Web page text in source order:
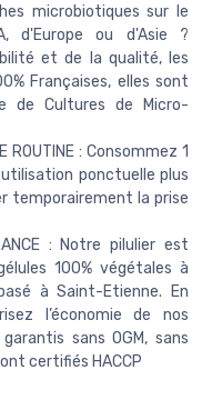
microbiotiques sur le
d'Europe ou d'Asie ?
et de la qualité, les
Françaises, elles sont
de Cultures de Micro-
ROUTINE : Consommez 1
ponctuelle plus
temporairement la prise
: Notre pilulier est
100% végétales à
à Saint-Etienne. En
l’économie de nos
sans OGM, sans
certifiés HACCP